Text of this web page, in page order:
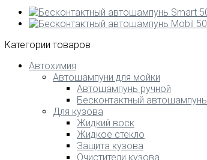
Категории товаров
Автохимия
Автошампуни для мойки
Автошампунь ручной
Бесконтактный автошампунь
Для кузова
Жидкий воск
Жидкое стекло
Защита кузова
Очистители кузова